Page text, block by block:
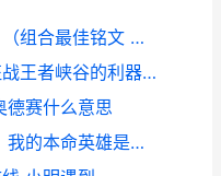
《屠夫新版本出装铭文策略》（组合最佳铭文 屠夫1.0
新宫本连招和出装策略——征战王者峡谷的利器 新宫本连招和出装一样吗
德赛什么意思
《我的本命英雄出装策略表》 我的本命英雄是谁王者荣耀测试